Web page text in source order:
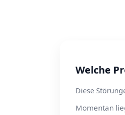
Welche
Diese
Momentan